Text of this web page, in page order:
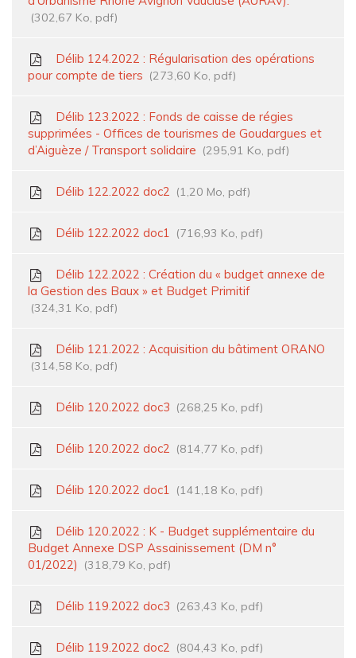
302,67 Ko, pdf
Délib 124.2022 : Régularisation des opérations
pour compte de tiers
273,60 Ko, pdf
Délib 123.2022 : Fonds de caisse de régies
supprimées - Offices de tourismes de Goudargues et
d’Aiguèze / Transport solidaire
295,91 Ko, pdf
Délib 122.2022 doc2 1,20 Mo, pdf
Délib 122.2022 doc1 716,93 Ko, pdf
Délib 122.2022 : Création du « budget annexe de
la Gestion des Baux » et Budget Primitif
324,31 Ko, pdf
Délib 121.2022 : Acquisition du bâtiment ORANO
314,58 Ko, pdf
Délib 120.2022 doc3 268,25 Ko, pdf
Délib 120.2022 doc2 814,77 Ko, pdf
Délib 120.2022 doc1 141,18 Ko, pdf
Délib 120.2022 : K - Budget supplémentaire du
Budget Annexe DSP Assainissement (DM n°
01/2022)
318,79 Ko, pdf
Délib 119.2022 doc3 263,43 Ko, pdf
Délib 119.2022 doc2 804,43 Ko, pdf